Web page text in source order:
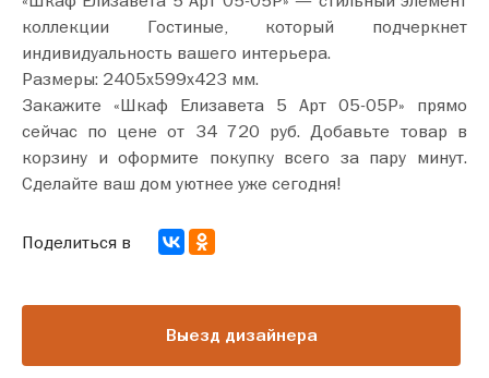
коллекции Гостиные, который подчеркнет
индивидуальность вашего интерьера.
Размеры: 2405х599х423 мм.
Закажите «Шкаф Елизавета 5 Арт 05-05Р» прямо
сейчас по цене от 34 720 руб. Добавьте товар в
корзину и оформите покупку всего за пару минут.
Сделайте ваш дом уютнее уже сегодня!
Выезд дизайнера
Поделиться в